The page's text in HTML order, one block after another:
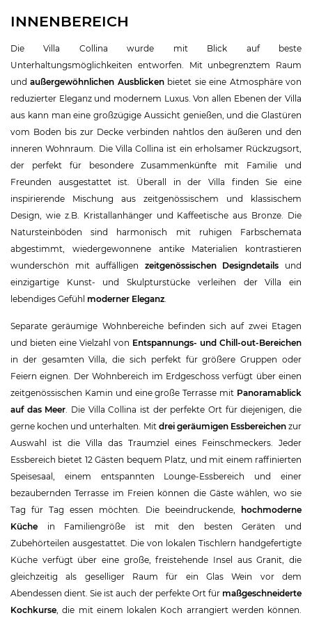
INNENBEREICH
Die Villa Collina wurde mit Blick auf beste
Unterhaltungsmöglichkeiten entworfen. Mit unbegrenztem Raum
undaußergewöhnlichen Ausblickenbietet sie eine Atmosphäre von
reduzierter Eleganz und modernem Luxus. Von allen Ebenen der Villa
aus kann man eine großzügige Aussicht genießen, und die Glastüren
vom Boden bis zur Decke verbinden nahtlos den äußeren und den
inneren Wohnraum. Die Villa Collina ist ein erholsamer Rückzugsort,
der perfekt für besondere Zusammenkünfte mit Familie und
Freunden ausgestattet ist. Überall in der Villa finden Sie eine
inspirierende Mischung aus zeitgenössischem und klassischem
Design, wie z.B. Kristallanhänger und Kaffeetische aus Bronze. Die
Natursteinböden sind harmonisch mit ruhigen Farbschemata
abgestimmt, wiedergewonnene antike Materialien kontrastieren
wunderschön mit auffälligen zeitgenössischen Designdetails und
einzigartige Kunst- und Skulpturstücke verleihen der Villa ein
lebendiges Gefühl moderner Eleganz
Separate geräumige Wohnbereiche befinden sich auf zwei Etagen
und bieten eine Vielzahl von Entspannungs- und Chill-out-Bereichen
in der gesamten Villa, die sich perfekt für größere Gruppen oder
Feiern eignen. Der Wohnbereich im Erdgeschoss verfügt über einen
zeitgenössischen Kamin und eine große Terrasse mit Panoramablick
auf das Meer . Die Villa Collina ist der perfekte Ort für diejenigen, die
gerne kochen und unterhalten. Mit drei geräumigen Essbereichenzur
Auswahl ist die Villa das Traumziel eines Feinschmeckers. Jeder
Essbereich bietet 12 Gästen bequem Platz, und mit einem raffinierten
Speisesaal, einem entspannten Lounge-Essbereich und einer
bezaubernden Terrasse im Freien können die Gäste wählen, wo sie
Tag für Tag essen möchten. Die beeindruckende, hochmoderne
Küche in Familiengröße ist mit den besten Geräten und
Zubehörteilen ausgestattet. Die von lokalen Tischlern handgefertigte
Küche verfügt über eine große, freistehende Insel aus Granit, die
gleichzeitig als geselliger Raum für ein Glas Wein vor dem
Abendessen dient. Sie ist auch der perfekte Ort für maßgeschneiderte
Kochkurse , die mit einem lokalen Koch arrangiert werden können.